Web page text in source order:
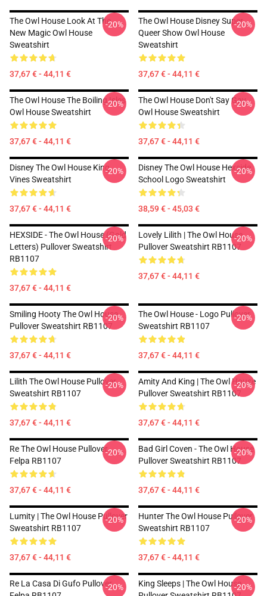
The Owl House Look At The
New Magic Owl House
Sweatshirt
37,67 € - 44,11 €
-20%
The Owl House Disney Super
Queer Show Owl House
Sweatshirt
37,67 € - 44,11 €
-20%
The Owl House The Boiling Isles
Owl House Sweatshirt
37,67 € - 44,11 €
-20%
The Owl House Don't Say Gay
Owl House Sweatshirt
37,67 € - 44,11 €
-20%
Disney The Owl House King
Vines Sweatshirt
37,67 € - 44,11 €
-20%
Disney The Owl House Hexside
School Logo Sweatshirt
38,59 € - 45,03 €
-20%
HEXSIDE - The Owl House (Gold
Letters) Pullover Sweatshirt
RB1107
37,67 € - 44,11 €
-20%
Lovely Lilith | The Owl House
Pullover Sweatshirt RB1107
37,67 € - 44,11 €
-20%
Smiling Hooty The Owl House
Pullover Sweatshirt RB1107
37,67 € - 44,11 €
-20%
The Owl House - Logo Pullover
Sweatshirt RB1107
37,67 € - 44,11 €
-20%
Lilith The Owl House Pullover
Sweatshirt RB1107
37,67 € - 44,11 €
-20%
Amity And King | The Owl House
Pullover Sweatshirt RB1107
37,67 € - 44,11 €
-20%
Re The Owl House Pullover
Felpa RB1107
37,67 € - 44,11 €
-20%
Bad Girl Coven - The Owl House
Pullover Sweatshirt RB1107
37,67 € - 44,11 €
-20%
Lumity | The Owl House Pullover
Sweatshirt RB1107
37,67 € - 44,11 €
-20%
Hunter The Owl House Pullover
Sweatshirt RB1107
37,67 € - 44,11 €
-20%
Re La Casa Di Gufo Pullover-20%
King Sleeps | The Owl House-20%